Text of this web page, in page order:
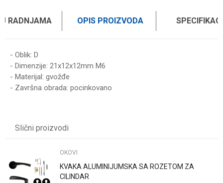
RADNJAMA OPIS PROIZVODA
- Oblik: D
- Dimenzije: 21x12x12mm M6
- Materijal: gvožđe
- Završna obrada: pocinkovano
Poruka
Slični proizvodi
OKOVI
KVAKA ALUMINIJUMSKA SA ROZETOM ZA
CILINDAR